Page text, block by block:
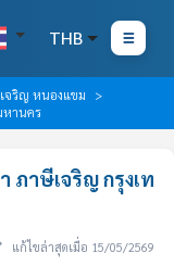
THB
จริญ หนองแขม
หานคร
ภาษีเจริญ กรุงเท
แก้ไขล่าสุดเมื่อ 15/05/2569